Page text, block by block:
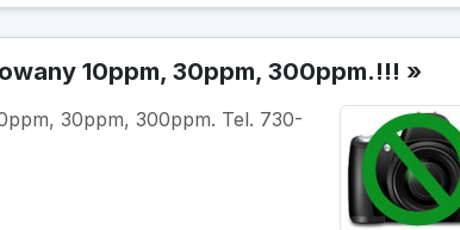
10ppm, 30ppm, 300ppm.!!! »
30ppm, 300ppm. Tel. 730-